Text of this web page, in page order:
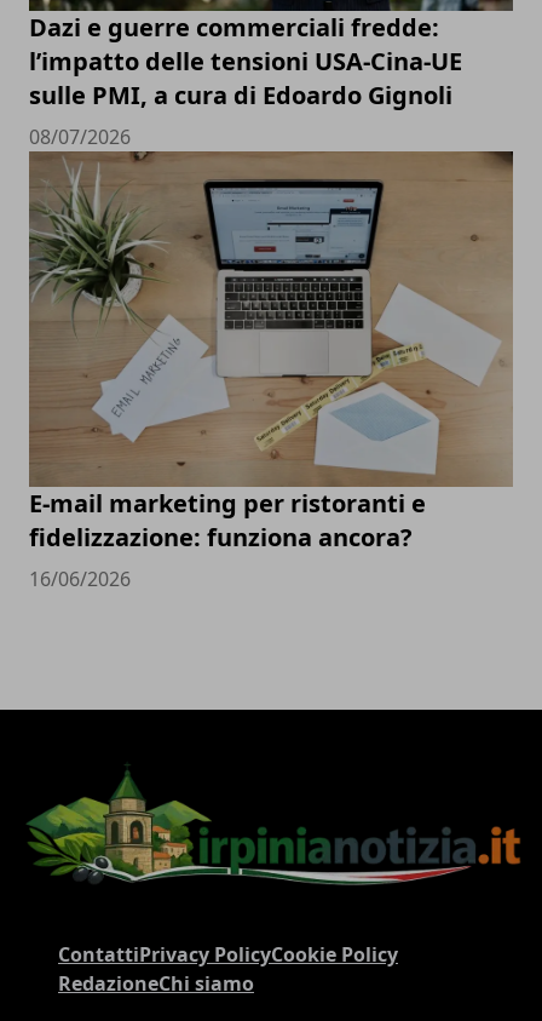
Dazi e guerre commerciali fredde:
l’impatto delle tensioni USA-Cina-UE
sulle PMI, a cura di Edoardo Gignoli
08/07/2026
E-mail marketing per ristoranti e
fidelizzazione: funziona ancora?
16/06/2026
ContattiPrivacy PolicyCookie Policy
RedazioneChi siamo